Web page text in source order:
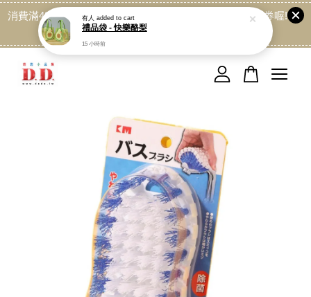
消費滿499免運喔, 記得加LINE:@dede168 領取專屬折扣券喔!
點我
您的購物車目前還是空的。